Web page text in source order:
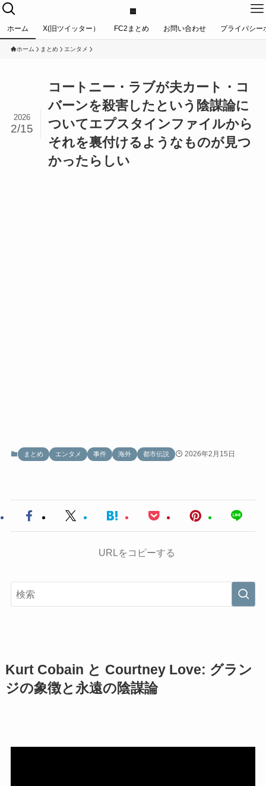
ホーム X(旧ツイッター） FC2まとめ お問い合わせ プライバシー
ホーム まとめ エンタメ
コートニー・ラブが夫カート・コ
バーンを殺害したという陰謀論に
ついてエプスタインファイルから
それを裏付けるようなものが見つ
かったらしい
2026
2/15
まとめ エンタメ 事件 海外 都市伝説 2026年2月15日
URLをコピーする
Kurt Cobain と Courtney Love: グラン
ジの象徴と永遠の陰謀論